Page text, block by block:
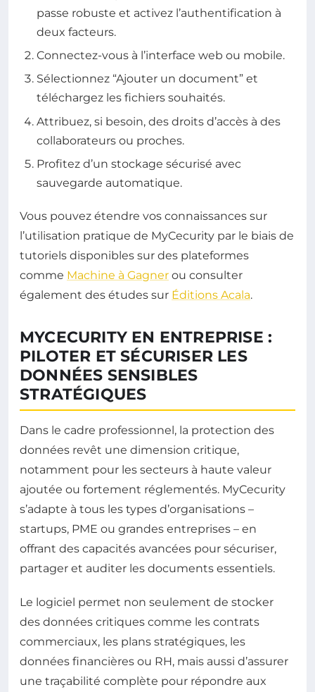
passe robuste et activez l’authentification à
deux facteurs.
Connectez-vous à l’interface web ou mobile.
Sélectionnez “Ajouter un document” et
téléchargez les fichiers souhaités.
Attribuez, si besoin, des droits d’accès à des
collaborateurs ou proches.
Profitez d’un stockage sécurisé avec
sauvegarde automatique.
Vous pouvez étendre vos connaissances sur
l’utilisation pratique de MyCecurity par le biais de
tutoriels disponibles sur des plateformes
comme Machine à Gagner ou consulter
également des études sur Éditions Acala.
MYCECURITY EN ENTREPRISE :
PILOTER ET SÉCURISER LES
DONNÉES SENSIBLES
STRATÉGIQUES
Dans le cadre professionnel, la protection des
données revêt une dimension critique,
notamment pour les secteurs à haute valeur
ajoutée ou fortement réglementés. MyCecurity
s’adapte à tous les types d’organisations –
startups, PME ou grandes entreprises – en
offrant des capacités avancées pour sécuriser,
partager et auditer les documents essentiels.
Le logiciel permet non seulement de stocker
des données critiques comme les contrats
commerciaux, les plans stratégiques, les
données financières ou RH, mais aussi d’assurer
une traçabilité complète pour répondre aux